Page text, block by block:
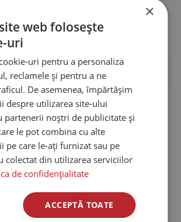
Cere ofertă
×
web folosește
uri
uri pentru a personaliza
reclamele și pentru a ne
De asemenea, împărtășim
despre utilizarea site-ului
partenerii noștri de publicitate și
le pot combina cu alte
pe care le-ați furnizat sau pe
colectat din utilizarea serviciilor
de confidențialitate
ACCEPTĂ TOATE